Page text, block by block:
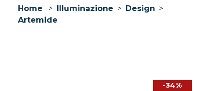
Home > Illuminazione > Design >
Artemide
-34%